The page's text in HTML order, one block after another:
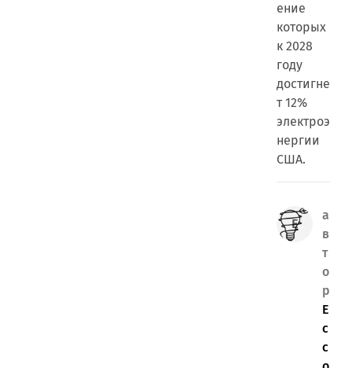
ение
которых
к 2028
году
достигне
т 12%
электроэ
нергии
США.
а
в
т
о
р
E
c
c